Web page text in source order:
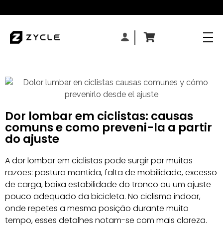
Dor lombar em ciclistas: causas
comuns e como preveni-la a partir
do ajuste
A dor lombar em ciclistas pode surgir por muitas
razões: postura mantida, falta de mobilidade, excesso
de carga, baixa estabilidade do tronco ou um ajuste
pouco adequado da bicicleta. No ciclismo indoor,
onde repetes a mesma posição durante muito
tempo, esses detalhes notam-se com mais clareza.